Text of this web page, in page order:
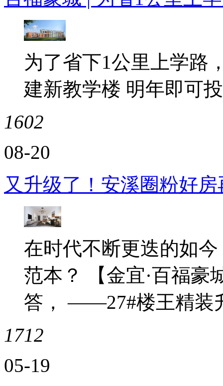
为了省下1公里上学路
建新教学楼 明年即可
1602
08-20
又升级了！安溪圈粉好
在时代不断更迭的如
范本？ 【金宜·百福豪
答， ——27#楼王精装
1712
05-19